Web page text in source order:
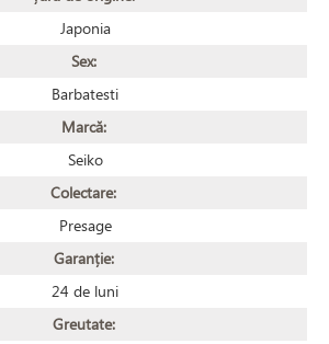
Japonia
Sex:
Barbatesti
Marcă:
Seiko
Colectare:
Presage
Garanție:
24 de luni
Greutate: